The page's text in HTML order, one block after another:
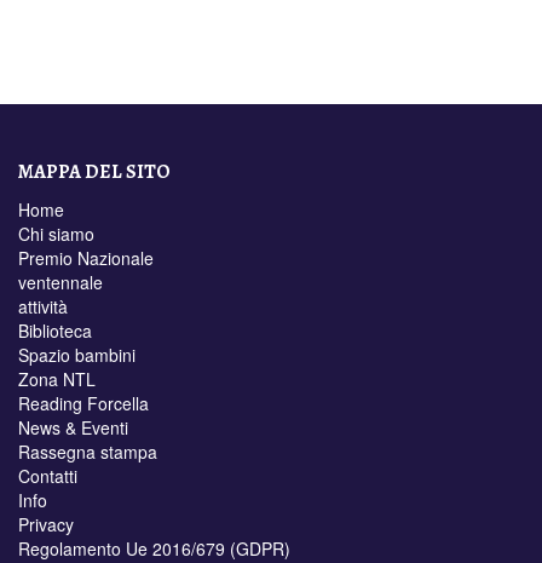
MAPPA DEL SITO
Home
Chi siamo
Premio Nazionale
ventennale
attività
Biblioteca
Spazio bambini
Zona NTL
Reading Forcella
News & Eventi
Rassegna stampa
Contatti
Info
Privacy
Regolamento Ue 2016/679 (GDPR)